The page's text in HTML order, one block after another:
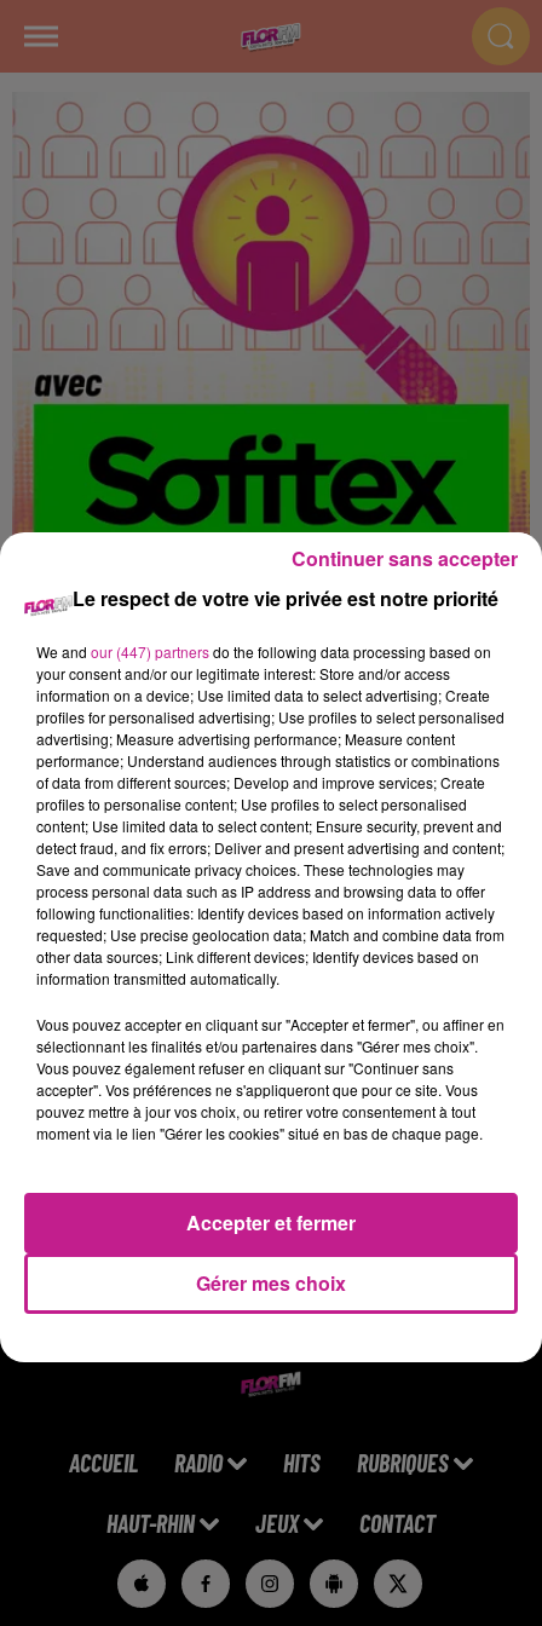
ASSISTANT ADMINISTRATIF /
ASSISTANTE ADMINISTRATIVE
(H/F)
COLMAR
https://candidat.francetravail.fr/offres/recherche/detail/
La Clinique du DIACONAT de Colmar recherche dans le cadre
d'un contrat à durée déterminée, un(e) assistant(e)
administratif(ve).
Vous réaliserez les tâches suivantes :
L'accueil des étudiants
La gestion des vestiaires
La saisie des variables sur le progiciel de gestion du temps
(mise en place des plannings, mise à jour des dossiers)
Soutien administratif au quotidien
Poste en semaine, en journée.
ACCUEIL RADIO HITS RUBRIQUES
HAUT-RHIN JEUX CONTACT
Le respect de votre vie privée est notre priorité
We and our (447) partnersdo the following data processing based on
your consent and/or our legitimate interest: Store and/or access
information on a device; Use limited data to select advertising; Create
profiles for personalised advertising; Use profiles to select personalised
advertising; Measure advertising performance; Measure content
performance; Understand audiences through statistics or combinations
of data from different sources; Develop and improve services; Create
profiles to personalise content; Use profiles to select personalised
content; Use limited data to select content; Ensure security, prevent and
detect fraud, and fix errors; Deliver and present advertising and content;
Save and communicate privacy choices. These technologies may
process personal data such as IP address and browsing data to offer
following functionalities: Identify devices based on information actively
requested; Use precise geolocation data; Match and combine data from
other data sources; Link different devices; Identify devices based on
information transmitted automatically.
Vous pouvez accepter en cliquant sur "Accepter et fermer", ou affiner en
sélectionnant les finalités et/ou partenaires dans "Gérer mes choix".
Vous pouvez également refuser en cliquant sur "Continuer sans
accepter". Vos préférences ne s'appliqueront que pour ce site. Vous
pouvez mettre à jour vos choix, ou retirer votre consentement à tout
moment via le lien "Gérer les cookies" situé en bas de chaque page.
Gérer mes choix
Accepter et fermer
Continuer sans accepter